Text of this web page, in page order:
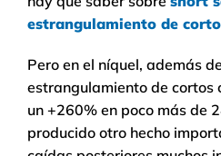
estrangulamiento de
Pero en el níquel, además
estrangulamiento de cortos
un +260% en poco más de
producido otro hecho